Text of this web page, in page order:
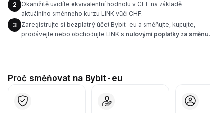
2
Okamžitě uvidíte ekvivalentní hodnotu v CHF na základě
aktuálního směnného kurzu LINK vůči CHF.
3
Zaregistrujte si bezplatný účet Bybit-eu a směňujte, kupujte,
prodávejte nebo obchodujte LINK s nulovými poplatky za směnu.
Proč směňovat na Bybit-eu